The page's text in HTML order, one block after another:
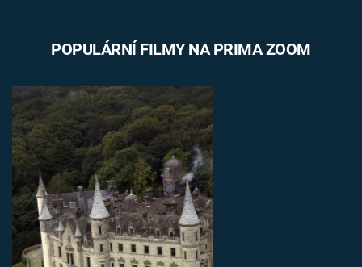
POPULÁRNÍ FILMY NA PRIMA ZOOM